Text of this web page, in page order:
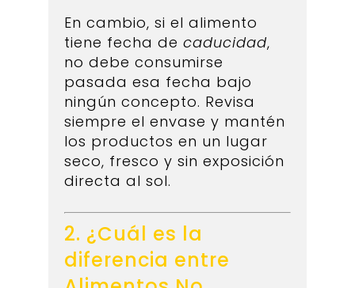
En cambio, si el alimento
tiene fecha decaducidad,
no debe consumirse
pasada esa fecha bajo
ningún concepto. Revisa
siempre el envase y mantén
los productos en un lugar
seco, fresco y sin exposición
directa al sol.
2. ¿Cuál es la
diferencia entre